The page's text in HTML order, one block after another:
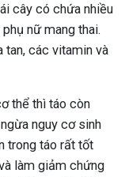
cây có chứa nhiều
nữ mang thai.
tan, các vitamin và
thể thì táo còn
nguy cơ sinh
trong táo rất tốt
làm giảm chứng